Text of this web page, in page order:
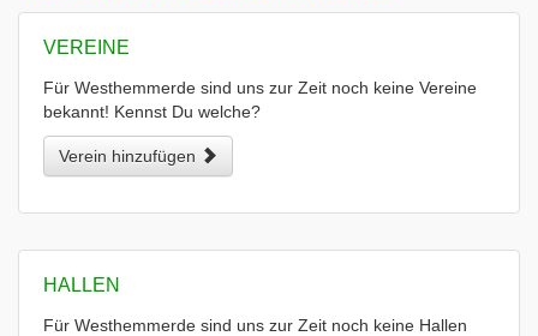
VEREINE
Für Westhemmerde sind uns zur Zeit noch keine Vereine
bekannt! Kennst Du welche?
Verein hinzufügen
HALLEN
Für Westhemmerde sind uns zur Zeit noch keine Hallen